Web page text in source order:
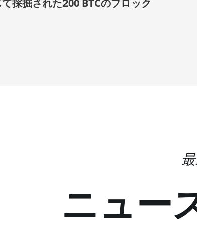
採掘された200 BTCのブロック
ニュー